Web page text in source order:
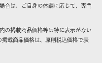
合は、ご自身の体調に応じて、専門
の掲載商品価格等は特に表示がない
載商品価格は、原則税込価格で表